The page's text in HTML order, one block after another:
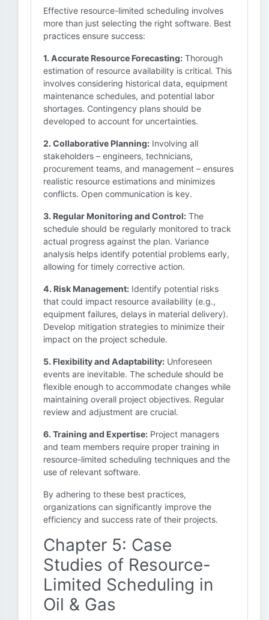
Effective resource-limited scheduling involves
more than just selecting the right software. Best
practices ensure success:
1. Accurate Resource Forecasting: Thorough
estimation of resource availability is critical. This
involves considering historical data, equipment
maintenance schedules, and potential labor
shortages. Contingency plans should be
developed to account for uncertainties.
2. Collaborative Planning: Involving all
stakeholders – engineers, technicians,
procurement teams, and management – ensures
realistic resource estimations and minimizes
conflicts. Open communication is key.
3. Regular Monitoring and Control: The
schedule should be regularly monitored to track
actual progress against the plan. Variance
analysis helps identify potential problems early,
allowing for timely corrective action.
4. Risk Management: Identify potential risks
that could impact resource availability (e.g.,
equipment failures, delays in material delivery).
Develop mitigation strategies to minimize their
impact on the project schedule.
5. Flexibility and Adaptability: Unforeseen
events are inevitable. The schedule should be
flexible enough to accommodate changes while
maintaining overall project objectives. Regular
review and adjustment are crucial.
6. Training and Expertise: Project managers
and team members require proper training in
resource-limited scheduling techniques and the
use of relevant software.
By adhering to these best practices,
organizations can significantly improve the
efficiency and success rate of their projects.
Chapter 5: Case
Studies of Resource-
Limited Scheduling in
Oil & Gas